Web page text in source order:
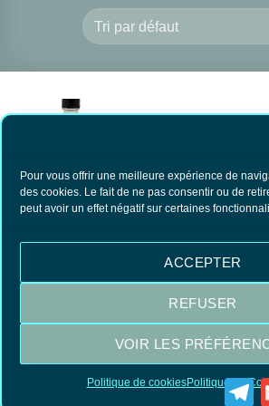
Pour vous offrir une meilleure expérience de
des cookies. Le fait de ne pas consentir ou de
peut avoir un effet négatif sur certaines
ACCEPTER
REFUSER
VOIR LES
Politique de cookiesPolitique de
Estalin- Régénérateur
16.90€ TTC
PANIER
Visa